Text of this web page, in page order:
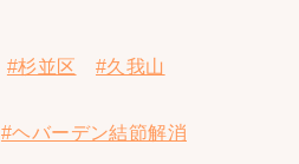
#杉並区 #久我山
#ヘバーデン結節解消